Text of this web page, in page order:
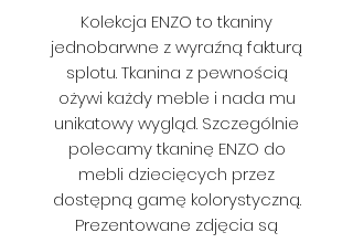
Kolekcja ENZO to tkaniny
jednobarwne z wyraźną fakturą
splotu. Tkanina z pewnością
ożywi każdy meble i nada mu
unikatowy wygląd. Szczególnie
polecamy tkaninę ENZO do
mebli dziecięcych przez
dostępną gamę kolorystyczną.
Prezentowane zdjęcia są